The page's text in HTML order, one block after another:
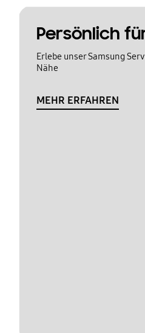
Persönlich
Erlebe unser Samsung
Nähe
MEHR ERFAHREN